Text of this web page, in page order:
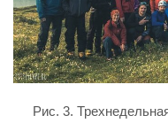
Рис. 3. Т